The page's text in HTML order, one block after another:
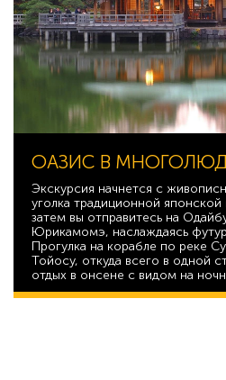
ОАЗИС В
Экскурсия начнется с
уголка традиционной
затем вы отправитесь на
Юрикамомэ, наслаждаясь
Прогулка на корабле по реке
Тойосу, откуда всего в одной
отдых в онсене с видом на